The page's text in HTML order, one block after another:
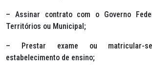
– Assinar contrato com o Governo
Territórios ou Municipal;
– Prestar exame ou matricular-
estabelecimento de ensino;